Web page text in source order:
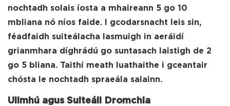
nochtadh solais íosta a mhaireann 5 go 10
mbliana nó níos faide. I gcodarsnacht leis sin,
féadfaidh suiteálacha lasmuigh in aeráidí
grianmhara díghrádú go suntasach laistigh de 2
go 5 bliana. Taithí meath luathaithe i gceantair
chósta le nochtadh spraeála salainn.
Ullmhú agus Suiteáil Dromchla